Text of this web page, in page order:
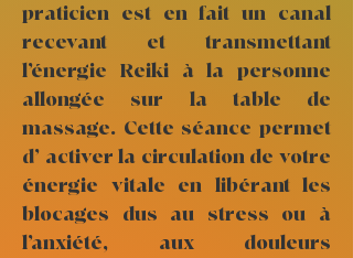
praticien est en fait un canal
recevant et transmettant
l’énergie Reiki à la personne
allongée sur la table de
massage. Cette séance permet
d’ activer la circulation de votre
énergie vitale en libérant les
blocages dus au stress ou à
l’anxiété, aux douleurs